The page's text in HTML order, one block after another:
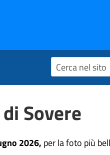
Sovere
2026, per la foto più